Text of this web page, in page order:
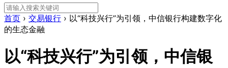
首页 › 交易银行 › 以“科技兴行”为引领，中信银行构建数字化
的生态金融
以“科技兴行”为引领，中信银